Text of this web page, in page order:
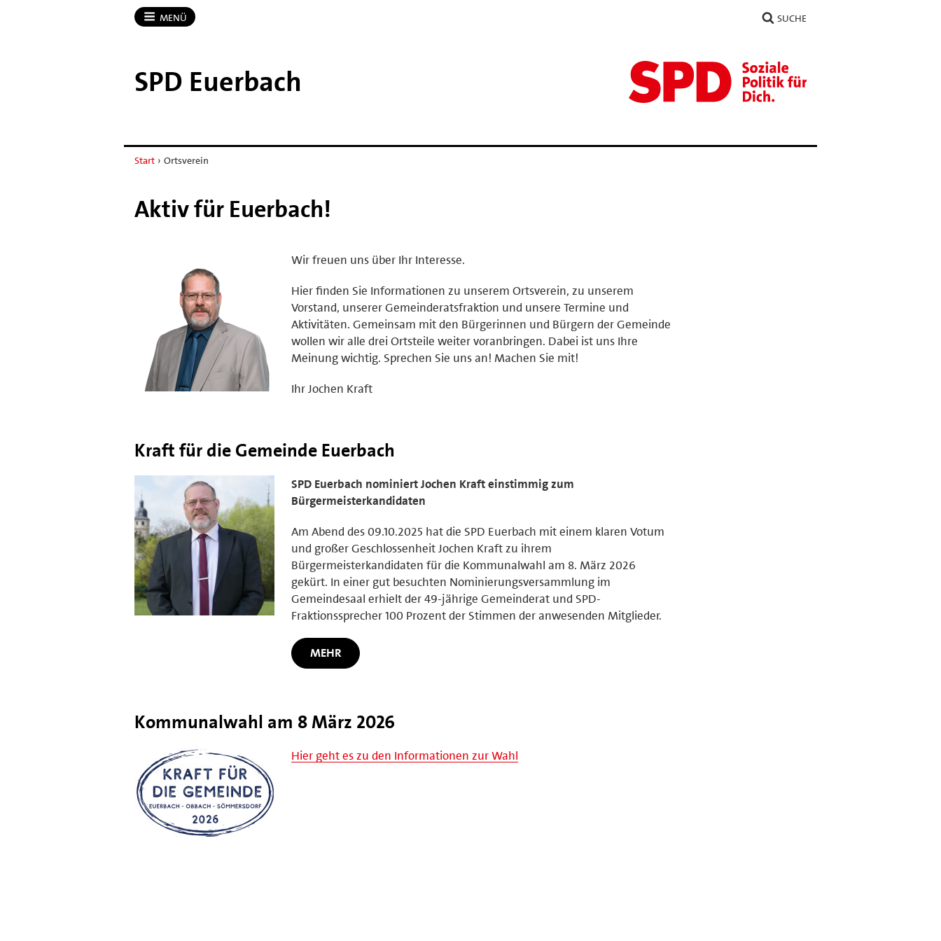
MENÜ SUCHE
SPD Euerbach
Start › Ortsverein
Aktiv für Euerbach!
Wir freuen uns über Ihr Interesse.
Hier finden Sie Informationen zu unserem Ortsverein, zu unserem
Vorstand, unserer Gemeinderatsfraktion und unsere Termine und
Aktivitäten. Gemeinsam mit den Bürgerinnen und Bürgern der Gemeinde
wollen wir alle drei Ortsteile weiter voranbringen. Dabei ist uns Ihre
Meinung wichtig. Sprechen Sie uns an! Machen Sie mit!
Ihr Jochen Kraft
Kraft für die Gemeinde Euerbach
SPD Euerbach nominiert Jochen Kraft einstimmig zum
Bürgermeisterkandidaten
Am Abend des 09.10.2025 hat die SPD Euerbach mit einem klaren Votum
und großer Geschlossenheit Jochen Kraft zu ihrem
Bürgermeisterkandidaten für die Kommunalwahl am 8. März 2026
gekürt. In einer gut besuchten Nominierungsversammlung im
Gemeindesaal erhielt der 49-jährige Gemeinderat und SPD-
Fraktionssprecher 100 Prozent der Stimmen der anwesenden Mitglieder.
MEHR
Kommunalwahl am 8 März 2026
Hier geht es zu den Informationen zur Wahl